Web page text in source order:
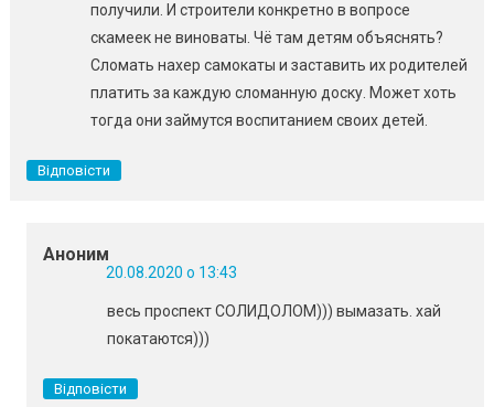
получили. И строители конкретно в вопросе
скамеек не виноваты. Чё там детям объяснять?
Сломать нахер самокаты и заставить их родителей
платить за каждую сломанную доску. Может хоть
тогда они займутся воспитанием своих детей.
Відповісти
Аноним
20.08.2020 о 13:43
весь проспект СОЛИДОЛОМ))) вымазать. хай
покатаются)))
Відповісти